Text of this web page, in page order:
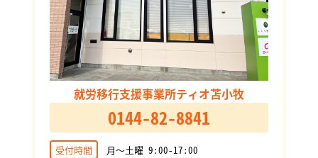
就労移行支援事業所ティオ苫小牧
0144-82-8841
受付時間 月～土曜 9:00-17:00